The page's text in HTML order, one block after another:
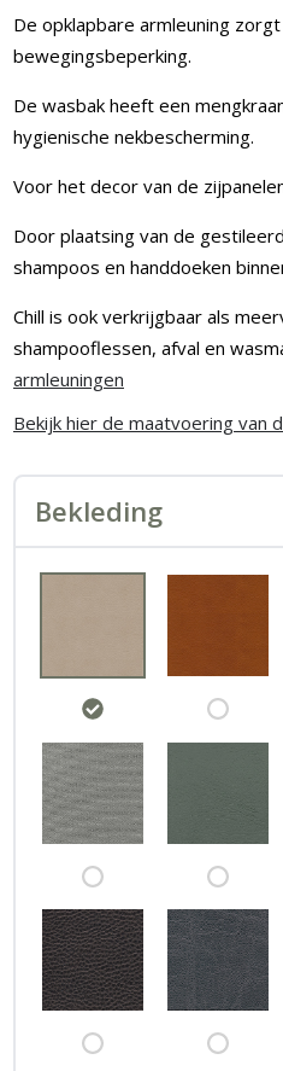
De opklapbare armleuning
bewegingsbeperking.
De wasbak heeft een
hygienische nekbescherming.
Voor het decor van de
Door plaatsing van de
shampoos en handdoeken
Chill is ook verkrijgbaar als
shampooflessen, afval en
armleuningen
Bekijk hier de maatvoering van
Bekleding